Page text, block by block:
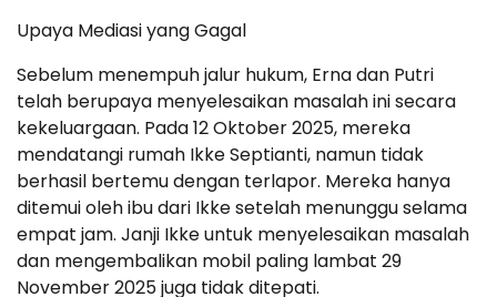
Upaya Mediasi yang Gagal
Sebelum menempuh jalur hukum, Erna dan Putri
telah berupaya menyelesaikan masalah ini secara
kekeluargaan. Pada 12 Oktober 2025, mereka
mendatangi rumah Ikke Septianti, namun tidak
berhasil bertemu dengan terlapor. Mereka hanya
ditemui oleh ibu dari Ikke setelah menunggu selama
empat jam. Janji Ikke untuk menyelesaikan masalah
dan mengembalikan mobil paling lambat 29
November 2025 juga tidak ditepati.